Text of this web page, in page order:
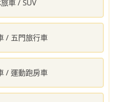
車 / SUV
/ 五門旅行車
/ 運動跑房車